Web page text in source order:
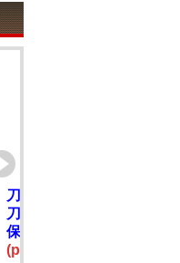
刀 陸奥大掾橘盛宗（陸
刀) 附 茶石目地塗鞘打
保存刀剣鑑定書
(price)2,200,000円(JPY)